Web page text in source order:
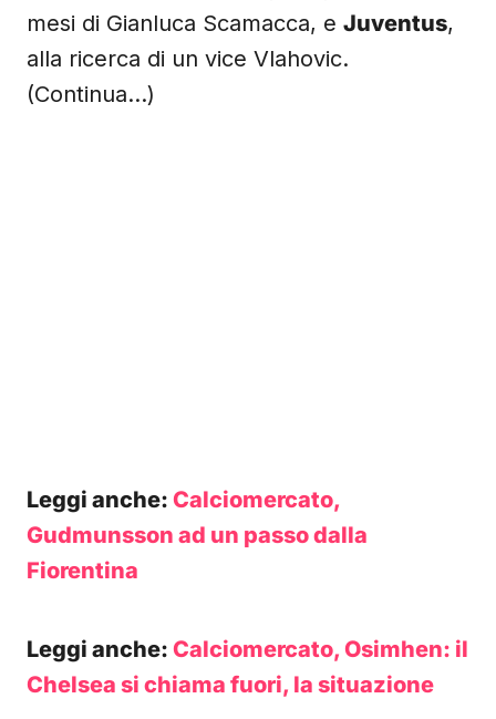
mesi di Gianluca Scamacca, e Juventus,
alla ricerca di un vice Vlahovic.
(Continua…)
Leggi anche: Calciomercato,
Gudmunsson ad un passo dalla
Fiorentina
Leggi anche: Calciomercato, Osimhen: il
Chelsea si chiama fuori, la situazione